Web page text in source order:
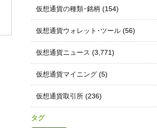
仮想通貨の種類･銘柄 (154)
仮想通貨ウォレット･ツール (56)
仮想通貨ニュース (3,771)
仮想通貨マイニング (5)
仮想通貨取引所 (236)
タグ